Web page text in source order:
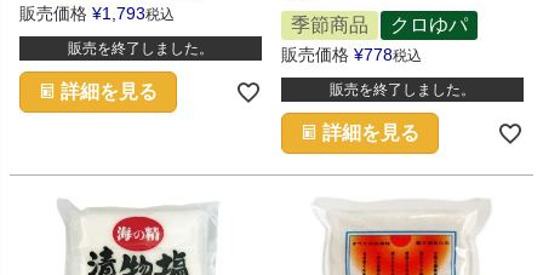
販売価格 ¥1,793税込
販売を終了しました。
詳細を見る
季節商品 クロゆパ
販売価格 ¥778税込
販売を終了しました。
詳細を見る